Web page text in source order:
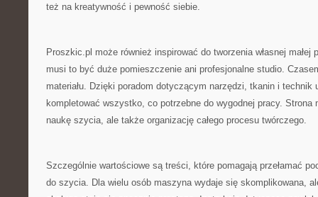
też na kreatywność i pewność siebie.
Proszkic.pl może również inspirować do tworzenia własnej małej
musi to być duże pomieszczenie ani profesjonalne studio.
materiału. Dzięki poradom dotyczącym narzędzi, tkanin i technik
kompletować wszystko, co potrzebne do wygodnej pracy. Strona
naukę szycia, ale także organizację całego procesu twórczego.
Szczególnie wartościowe są treści, które pomagają przełamać
do szycia. Dla wielu osób maszyna wydaje się skomplikowana,